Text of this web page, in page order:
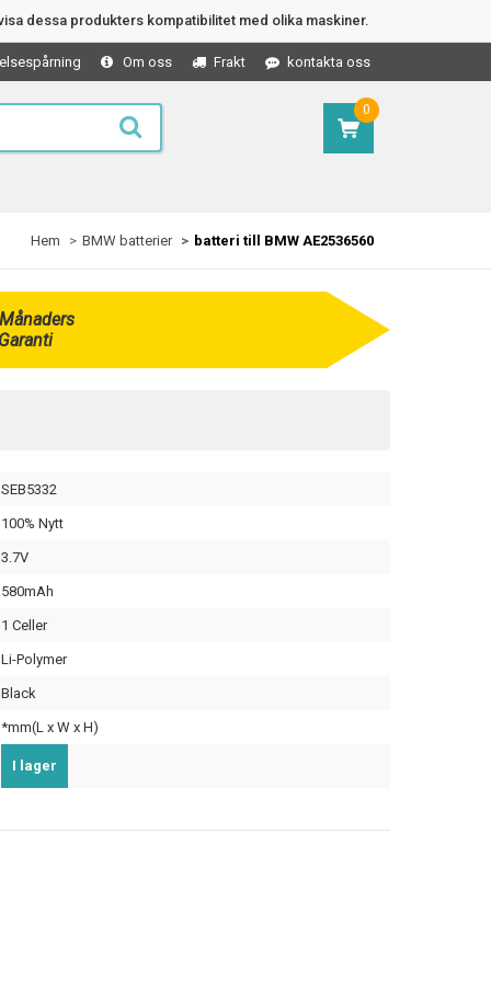
dessa produkters kompatibilitet med olika maskiner.
kontakta oss
Frakt
Om oss
0
Hem BMW batterier batteri till BMW AE2536560
SEB5332
100% Nytt
3.7V
580mAh
1 Celler
Li-Polymer
Black
*mm(L x W x H)
I lager